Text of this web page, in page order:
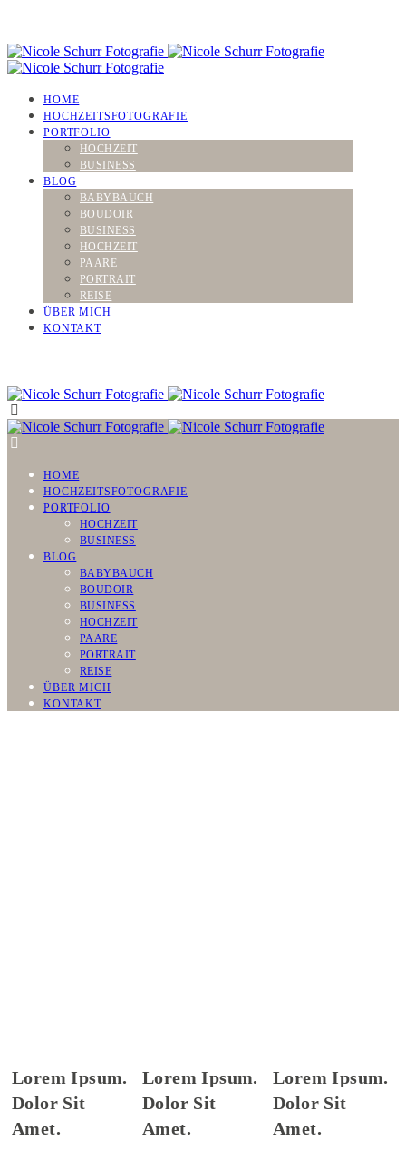
HOME
HOCHZEITSFOTOGRAFIE
PORTFOLIO
HOCHZEIT
BUSINESS
BLOG
BABYBAUCH
BOUDOIR
BUSINESS
HOCHZEIT
PAARE
PORTRAIT
REISE
ÜBER MICH
KONTAKT
HOME
HOCHZEITSFOTOGRAFIE
PORTFOLIO
HOCHZEIT
BUSINESS
BLOG
BABYBAUCH
BOUDOIR
BUSINESS
HOCHZEIT
PAARE
PORTRAIT
REISE
ÜBER MICH
KONTAKT
Lorem Ipsum.
Dolor Sit
Amet.
Lorem Ipsum.
Dolor Sit
Amet.
Lorem Ipsum.
Dolor Sit
Amet.